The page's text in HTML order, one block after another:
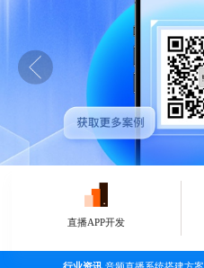
直播APP开发